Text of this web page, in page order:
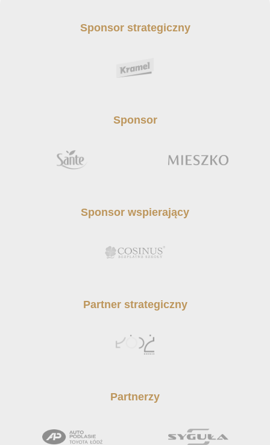
Sponsor strategiczny
Sponsor
Sponsor wspierający
Partner strategiczny
Partnerzy